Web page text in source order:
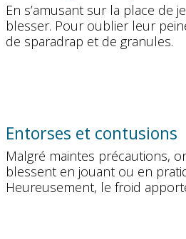
En s’amusant sur la place de
blesser. Pour oublier leur
de sparadrap et de granules.
Entorses et contusions
Malgré maintes précautions,
blessent en jouant ou en
Heureusement, le froid